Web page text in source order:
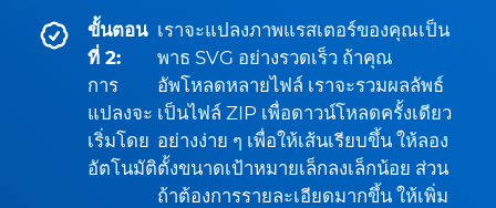
ขั้นตอน
ที่ 2:
การ
แปลงจะ
เริ่มโดย
อัตโนมัติ
เราจะแปลงภาพแรสเตอร์ของคุณเป็น
พาธ SVG อย่างรวดเร็ว ถ้าคุณ
อัพโหลดหลายไฟล์ เราจะรวมผลลัพธ์
เป็นไฟล์ ZIP เพื่อดาวน์โหลดครั้งเดียว
อย่างง่าย ๆ เพื่อให้เส้นเรียบขึ้น ให้ลอง
ตั้งขนาดเป้าหมายเล็กลงเล็กน้อย ส่วน
ถ้าต้องการรายละเอียดมากขึ้น ให้เพิ่ม